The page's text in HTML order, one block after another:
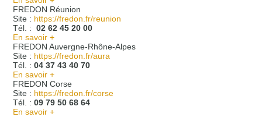
FREDON Réunion
Site : https://fredon.fr/reunion
Tél. : 02 62 45 20 00
En savoir +
FREDON Auvergne-Rhône-Alpes
Site : https://fredon.fr/aura
Tél. : 04 37 43 40 70
En savoir +
FREDON Corse
Site : https://fredon.fr/corse
Tél. : 09 79 50 68 64
En savoir +